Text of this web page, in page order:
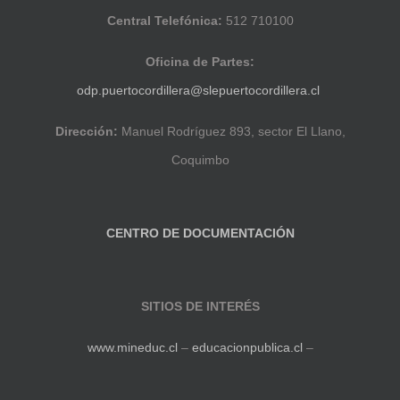
Central Telefónica: 512 710100
Oficina de Partes:
odp.puertocordillera@slepuertocordillera.cl
Dirección: Manuel Rodríguez 893, sector El Llano,
Coquimbo
CENTRO DE DOCUMENTACIÓN
SITIOS DE INTERÉS
www.mineduc.cl – educacionpublica.cl –